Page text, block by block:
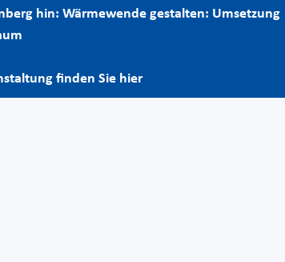
hin: Wärmewende gestalten: Umsetzung
finden Sie hier